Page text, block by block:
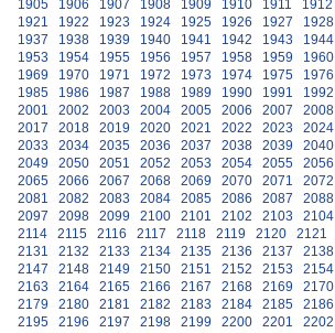
1905
1906 1907 1908 1909 1910 1911 1912
1921
1922 1923 1924 1925 1926 1927 1928
1937
1938 1939 1940 1941 1942 1943 1944
1953
1954 1955 1956 1957 1958 1959 1960
1969
1970 1971 1972 1973 1974 1975 1976
1985
1986 1987 1988 1989 1990 1991 1992
2001
2002 2003 2004 2005 2006 2007 2008
2017
2018 2019 2020 2021 2022 2023 2024
2033
2034 2035 2036 2037 2038 2039 2040
2049
2050 2051 2052 2053 2054 2055 2056
2065
2066 2067 2068 2069 2070 2071 2072
2081
2082 2083 2084 2085 2086 2087 2088
2097
2098 2099 2100 2101 2102 2103 2104
2114
2115 2116 2117 2118 2119 2120 2121
2131
2132 2133 2134 2135 2136 2137 2138
2147
2148 2149 2150 2151 2152 2153 2154
2163
2164 2165 2166 2167 2168 2169 2170
2179
2180 2181 2182 2183 2184 2185 2186
2195
2196 2197 2198 2199 2200 2201 2202